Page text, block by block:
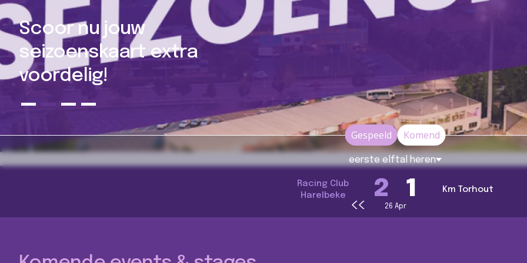
Woordje van het
bestuur
Gespeeld Komend
eerste elftal heren
Racing Club
Harelbeke
2 1 Km Torhout
26 Apr
Paginering
Volgende
‹‹